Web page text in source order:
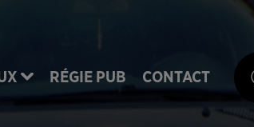
RÉGIE PUB CONTACT